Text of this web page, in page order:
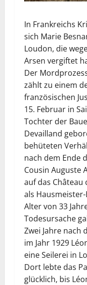
In Frankreichs
sich Marie
Loudon, die
Arsen vergiftet
Der
zählt zu einem
französischen
15. Februar in
Tochter der
Devailland
behüteten
nach dem Ende
Cousin Auguste
auf das Château
als
Alter von 33
Todesursache
Zwei Jahre nach
im Jahr 1929
eine Seilerei in
Dort lebte das
glücklich, bis